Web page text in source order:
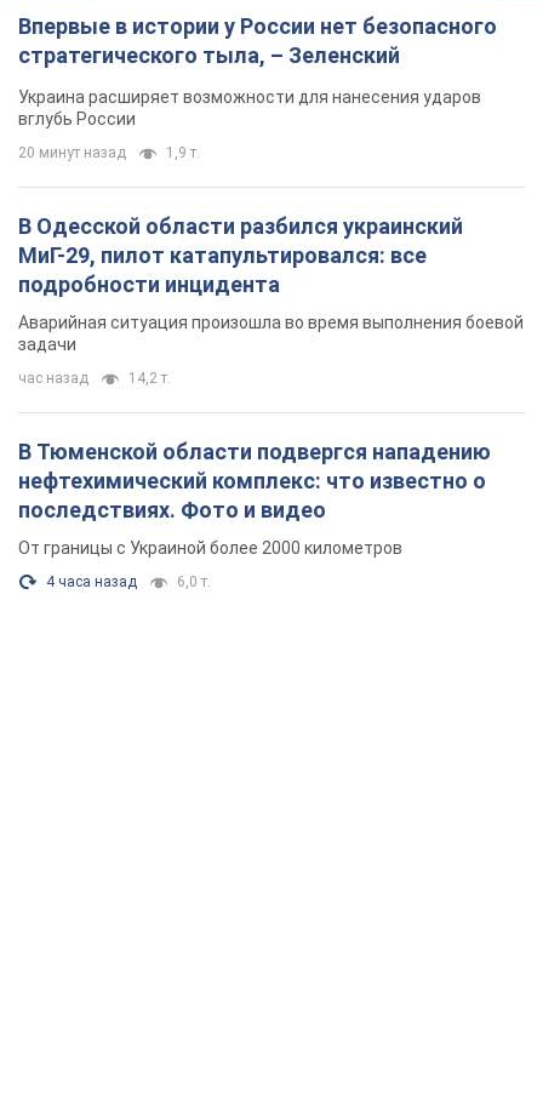
Впервые в истории у России нет безопасного
стратегического тыла, – Зеленский
Украина расширяет возможности для нанесения ударов
вглубь России
20 минут назад 1,9 т.
В Одесской области разбился украинский
МиГ-29, пилот катапультировался: все
подробности инцидента
Аварийная ситуация произошла во время выполнения боевой
задачи
час назад 14,2 т.
В Тюменской области подвергся нападению
нефтехимический комплекс: что известно о
последствиях. Фото и видео
От границы с Украиной более 2000 километров
4 часа назад 6,0 т.